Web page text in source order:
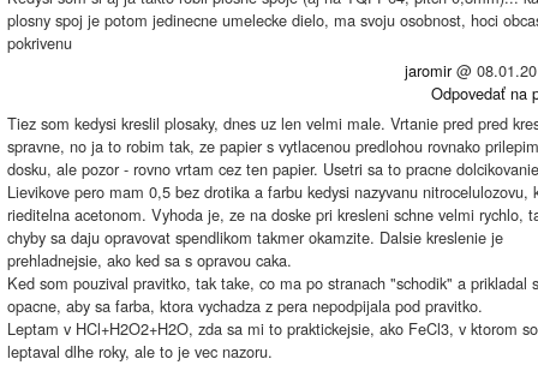
plosny spoj je potom jedinecne umelecke dielo, ma svoju osobnost, hoci
pokrivenu
jaromir@
Odpovedať na
Tiez som kedysi kreslil plosaky, dnes uz len velmi male. Vrtanie pred pred
spravne, no ja to robim tak, ze papier s vytlacenou predlohou rovnako
dosku, ale pozor - rovno vrtam cez ten papier. Usetri sa to pracne
Lievikove pero mam 0,5 bez drotika a farbu kedysi nazyvanu nitrocelulozovu,
rieditelna acetonom. Vyhoda je, ze na doske pri kresleni schne velmi rychlo,
chyby sa daju opravovat spendlikom takmer okamzite. Dalsie kreslenie je
prehladnejsie, ako ked sa s opravou caka.
Ked som pouzival pravitko, tak take, co ma po stranach "schodik" a prikladal
opacne, aby sa farba, ktora vychadza z pera nepodpijala pod pravitko.
Leptam v HCl+H2O2+H2O, zda sa mi to praktickejsie, ako FeCl3, v ktorom
leptaval dlhe roky, ale to je vec nazoru.